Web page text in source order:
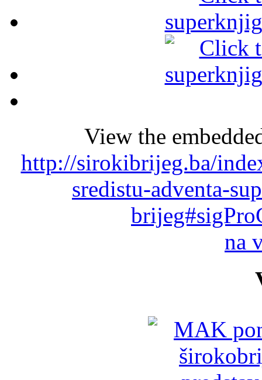
View the
http://sirokibrijeg.ba/
sredistu-adventa-
na